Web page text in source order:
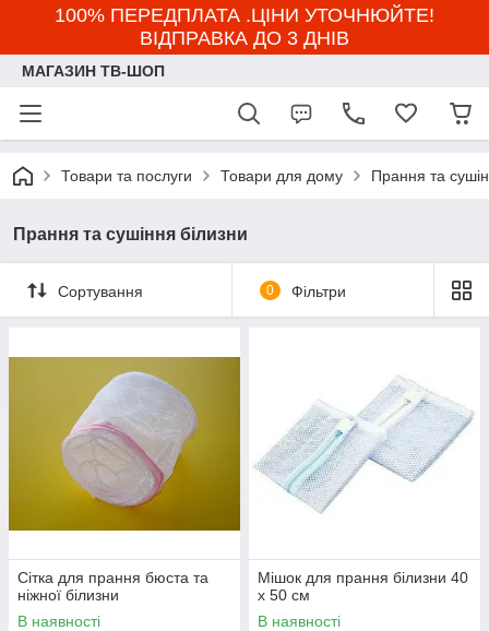
100% ПЕРЕДПЛАТА .ЦІНИ УТОЧНЮЙТЕ!
ВІДПРАВКА ДО 3 ДНІВ
МАГАЗИН ТВ-ШОП
Товари та послуги Товари для дому Прання та
Прання та сушіння білизни
Сортування 0 Фільтри
Сітка для прання бюста та
ніжної білизни
В наявності
Мішок для прання білизни 40
х 50 см
В наявності